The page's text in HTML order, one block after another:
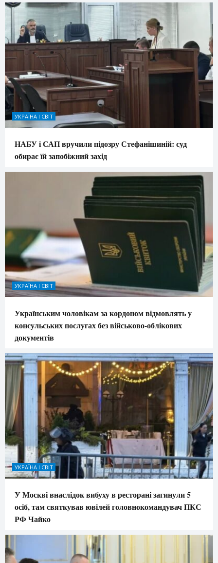
УКРАЇНА І СВІТ
НАБУ і САП вручили підозру Стефанішиній: суд
обирає їй запобіжний захід
УКРАЇНА І СВІТ
Українським чоловікам за кордоном відмовлять у
консульських послугах без військово-облікових
документів
УКРАЇНА І СВІТ
У Москві внаслідок вибуху в ресторані загинули 5
осіб, там святкував ювілей головнокомандувач ПКС
РФ Чайко